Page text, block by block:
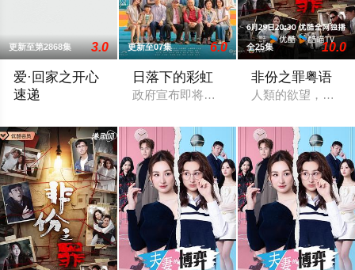
更新至第2868集 3.0
爱·回家之开心
速递
更新至07集 6.0
日落下的彩虹
政府宣布即将重建彩虹邨──这条超过60
全25集 10.0
非份之罪粤语
人類的欲望，可驅